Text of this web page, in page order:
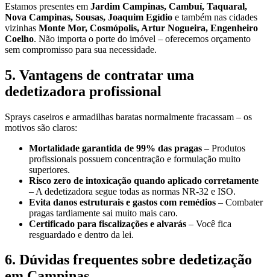
Estamos presentes em Jardim Campinas, Cambuí, Taquaral,
Nova Campinas, Sousas, Joaquim Egídio e também nas cidades
vizinhas Monte Mor, Cosmópolis, Artur Nogueira, Engenheiro
Coelho. Não importa o porte do imóvel – oferecemos orçamento
sem compromisso para sua necessidade.
5. Vantagens de contratar uma
dedetizadora profissional
Sprays caseiros e armadilhas baratas normalmente fracassam – os
motivos são claros:
Mortalidade garantida de 99% das pragas – Produtos
profissionais possuem concentração e formulação muito
superiores.
Risco zero de intoxicação quando aplicado corretamente
– A dedetizadora segue todas as normas NR-32 e ISO.
Evita danos estruturais e gastos com remédios – Combater
pragas tardiamente sai muito mais caro.
Certificado para fiscalizações e alvarás – Você fica
resguardado e dentro da lei.
6. Dúvidas frequentes sobre dedetização